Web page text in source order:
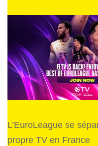
L’EuroLeague se
propre TV en France